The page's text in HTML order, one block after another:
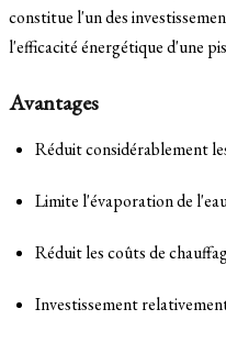
constitue l'un des
l'efficacité énergétique d'une
Avantages
Réduit considérablement
Limite l'évaporation de
Réduit les coûts de
Investissement